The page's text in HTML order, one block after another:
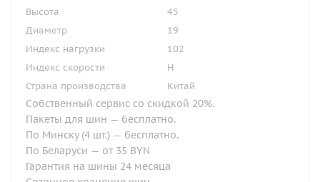
Высота
45
Диаметр
19
Индекс нагрузки
102
Индекс скорости
H
Страна производства
Китай
Собственный сервис со скидкой 20%.
Пакеты для шин — бесплатно.
По Минску (4 шт.) — бесплатно.
По Беларуси — от 35 BYN
Гарантия на шины 24 месяца